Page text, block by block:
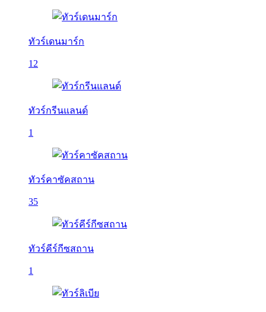
ทัวร์เดนมาร์ก
12
ทัวร์กรีนแลนด์
1
ทัวร์คาซัคสถาน
35
ทัวร์คีร์กีซสถาน
1